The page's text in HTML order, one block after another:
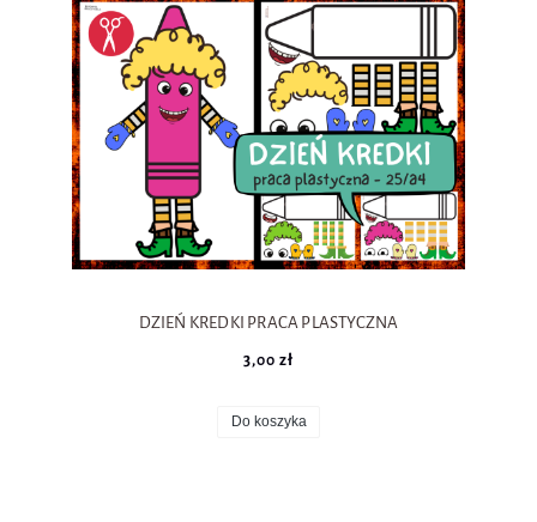
DZIEŃ KREDKI PRACA PLASTYCZNA
3,00 zł
Do koszyka